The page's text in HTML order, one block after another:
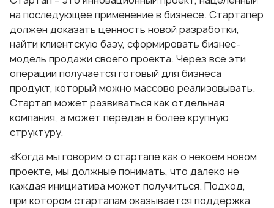
на последующее применение в бизнесе. Стартапер
должен доказать ценность новой разработки,
найти клиентскую базу, сформировать бизнес-
модель продажи своего проекта. Через все эти
операции получается готовый для бизнеса
продукт, который можно массово реализовывать.
Стартап может развиваться как отдельная
компания, а может передан в более крупную
структуру.
«Когда мы говорим о стартапе как о некоем новом
проекте, мы должные понимать, что далеко не
каждая инициатива может получиться. Подход,
при котором стартапам оказывается поддержка